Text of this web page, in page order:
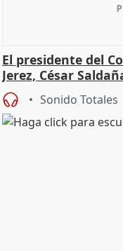
El presidente del
Jerez, César
Sonido Totales